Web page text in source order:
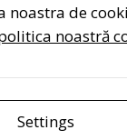
noastra de
noastră
Settings